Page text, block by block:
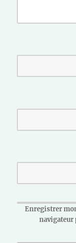
Enregistrer
navigateur